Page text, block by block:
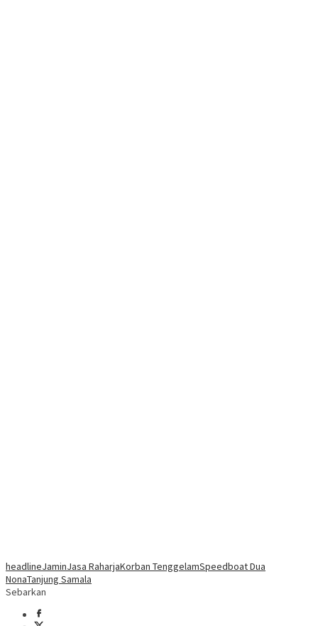
headlineJaminJasa RaharjaKorban TenggelamSpeedboat Dua
NonaTanjung Samala
Sebarkan